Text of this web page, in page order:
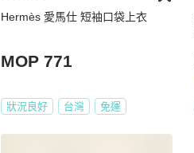
Hermès 愛馬仕 短袖口袋上衣
MOP 771
狀況良好 台灣 免運